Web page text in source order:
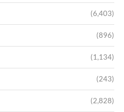
(6,403)
(896)
(1,134)
(243)
(2,828)